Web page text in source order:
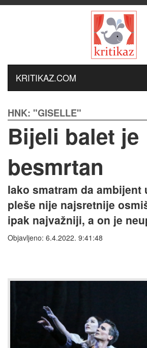
KRITIKAZ.COM
HNK: "GISELLE"
Bijeli balet je
besmrtan
Iako smatram da ambijent
pleše nije najsretnije
ipak najvažniji, a on je
Objavljeno: 6.4.2022. 9:41:48